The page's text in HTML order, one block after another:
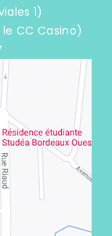
1)
le CC Casino)